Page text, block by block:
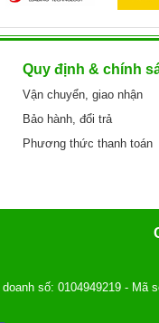
Quy định & chính
Vận chuyển, giao nhận
Bảo hành, đổi trả
Phương thức thanh toán
số: 0104949219 - Mã